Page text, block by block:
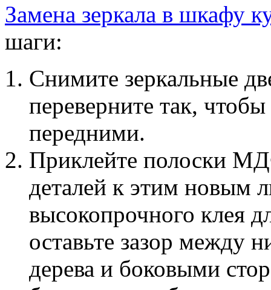
Замена зеркала в шкафу
шаги:
Снимите зеркальные
переверните так,
передними.
Приклейте полоски
деталей к этим новым
высокопрочного клея
оставьте зазор
дерева и боковыми